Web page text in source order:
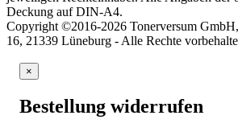
Deckung auf DIN-A4.
Copyright ©2016-2026 Tonerversum
16, 21339 Lüneburg - Alle Rechte
×
Bestellung widerrufen